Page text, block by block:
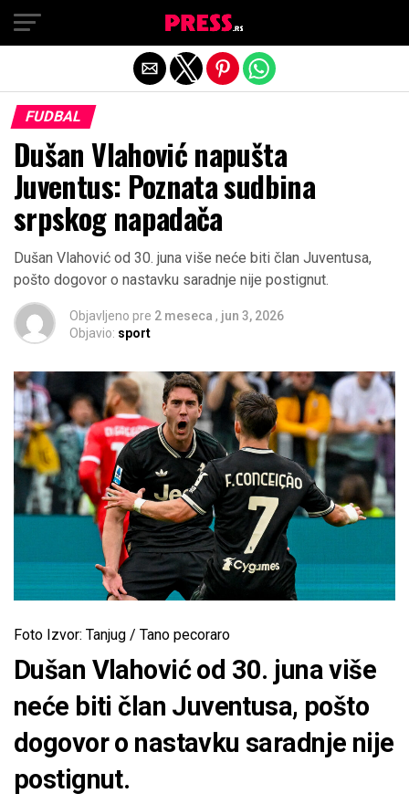
FUDBAL
Dušan Vlahović napušta
Juventus: Poznata sudbina
srpskog napadača
Dušan Vlahović od 30. juna više neće biti član Juventusa,
pošto dogovor o nastavku saradnje nije postignut.
Objavljeno pre 2 meseca , jun 3, 2026
Objavio: sport
Foto Izvor: Tanjug / Tano pecoraro
Dušan Vlahović od 30. juna više
neće biti član Juventusa, pošto
dogovor o nastavku saradnje nije
postignut.
Exit mobile version